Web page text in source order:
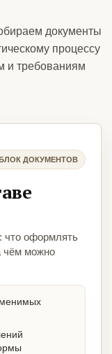
документы
процессу
и требованиям
ДОКУМЕНТОВ
что оформлять
чём можно